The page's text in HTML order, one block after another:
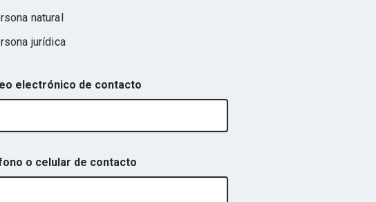
natural
jurídica
electrónico de contacto
o celular de contacto